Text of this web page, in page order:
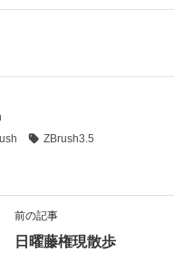
ZBrush3.5
前の記事
日曜藤権現散歩